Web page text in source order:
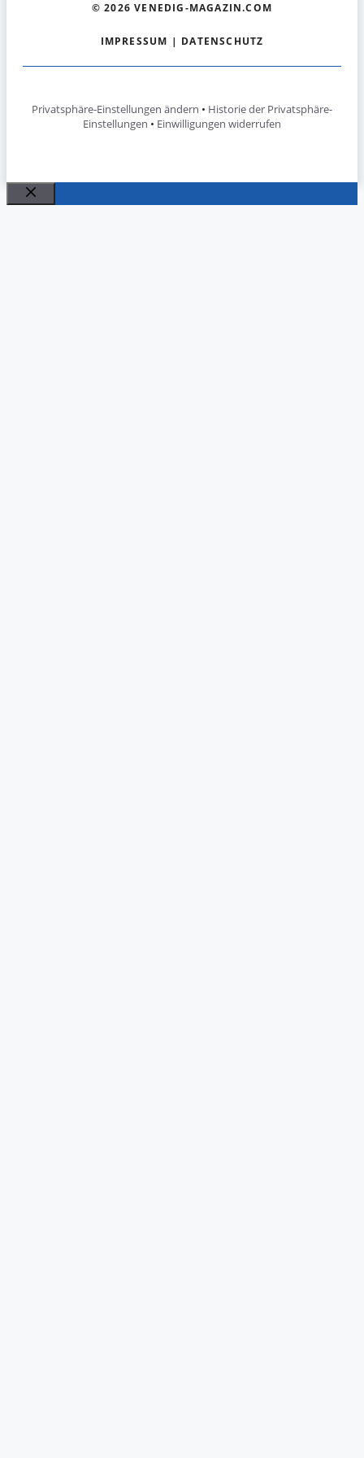
© 2026 VENEDIG-MAGAZIN.COM
IMPRESSUM | DATENSCHUTZ
Privatsphäre-Einstellungen ändern • Historie der Privatsphäre-
Einstellungen • Einwilligungen widerrufen
Schließen